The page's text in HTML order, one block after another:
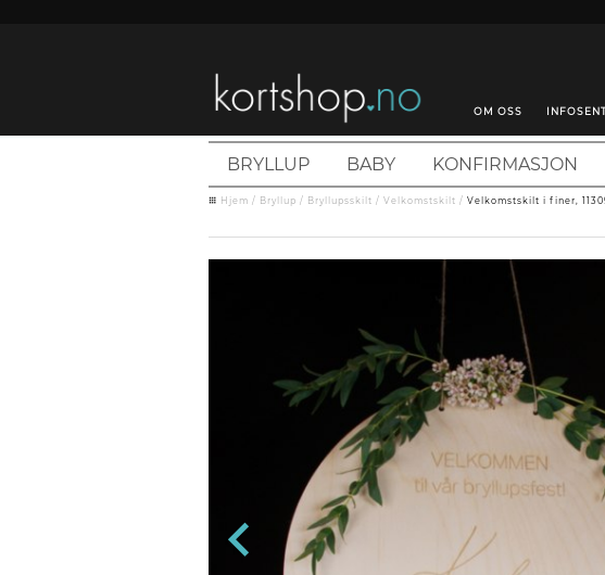
OM OSS
BRYLLUP BABY KONFIRMASJON
Hjem / Bryllup / Bryllupsskilt / Velkomstskilt / Velkomstskilt i finer,